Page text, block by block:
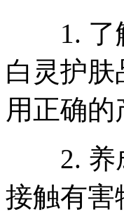
1. 了解
白灵护
用正确的
2. 养成
接触有害